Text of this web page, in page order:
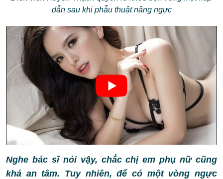
dẫn sau khi phẫu thuật nâng ngực
Nghe bác sĩ nói vậy, chắc chị em phụ nữ cũng
khá an tâm. Tuy nhiên, để có một vòng ngực